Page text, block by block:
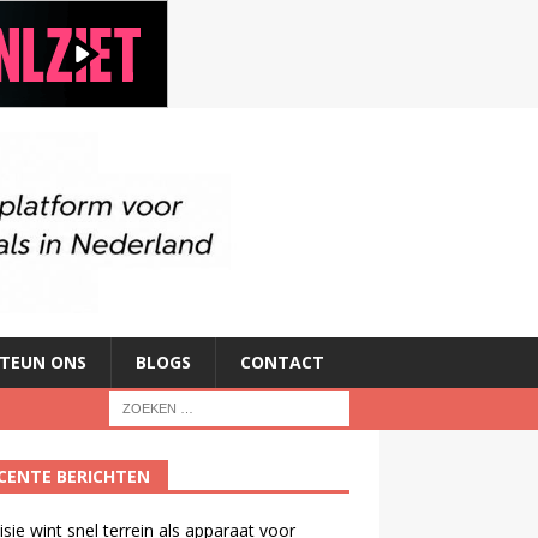
ONS BLOGS CONTACT
BERICHTEN
wint snel terrein als apparaat voor